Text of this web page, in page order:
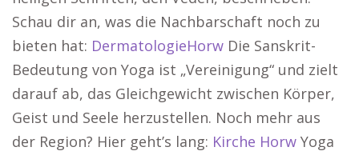
Schau dir an, was die Nachbarschaft noch zu
bieten hat: DermatologieHorw Die Sanskrit-
Bedeutung von Yoga ist „Vereinigung“ und zielt
darauf ab, das Gleichgewicht zwischen Körper,
Geist und Seele herzustellen. Noch mehr aus
der Region? Hier geht’s lang: Kirche Horw Yoga